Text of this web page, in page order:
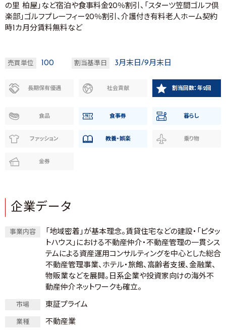
の里 柏屋」など宿泊や食事料金20％割引、「スターツ笠間ゴルフ倶
楽部」ゴルフプレーフィー20％割引、介護付き有料老人ホーム契約
時1カ月分賃料無料など
売買単位 100 割当基準日 3月末日/9月末日
長期保有優遇 社会貢献 割当回数：年2回
食品 食事券 暮らし
ファッション 教養・娯楽 乗り物
金券
企業データ
事業内容
「地域密着」が基本理念。賃貸住宅などの建設・「ピタッ
トハウス」における不動産仲介・不動産管理の一貫シス
テムによる資産運用コンサルティングを中心とした総合
不動産管理事業、ホテル・旅館、高齢者支援、金融業、
物販業などを展開。日系企業や投資家向けの海外不
動産仲介ネットワークも確立。
市場 東証プライム
業種 不動産業